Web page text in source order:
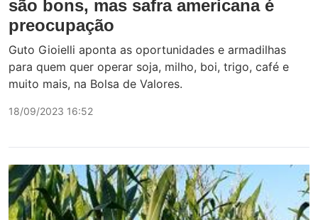
são bons, mas safra americana é
preocupação
Guto Gioielli aponta as oportunidades e armadilhas
para quem quer operar soja, milho, boi, trigo, café e
muito mais, na Bolsa de Valores.
18/09/2023 16:52